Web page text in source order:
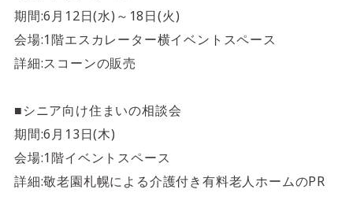
期間:6月12日(水)～18日(火)
会場:1階エスカレーター横イベントスペース
詳細:スコーンの販売
■シニア向け住まいの相談会
期間:6月13日(木)
会場:1階イベントスペース
詳細:敬老園札幌による介護付き有料老人ホームのPR